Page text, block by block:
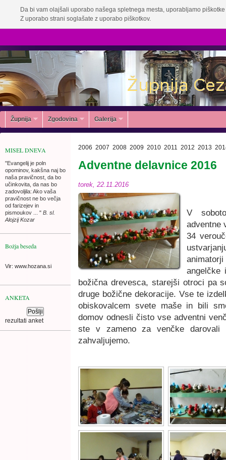
Da bi vam olajšali uporabo našega spletnega mesta, uporabljamo
Z uporabo strani soglašate z uporabo piškotkov.
Župnija Zgodovina Galerija
MISEL DNEVA
"Evangelij je poln
opominov, kakšna naj bo
naša pravičnost, da bo
učinkovita, da nas bo
zadovoljila: Ako vaša
pravičnost ne bo večja
od farizejev in
pismoukov ... " B. sl.
Alojzij Kozar
Božja beseda
Vir: www.hozana.si
ANKETA
rezultati anket
2006 2007 2008 2009 2010 2011 2012 2013
Adventne delavnice 2016
torek, 22.11.2016
V
adventne
34
angelčke
božična drevesca, starejši otroci pa
druge božične dekoracije. Vse te
obiskovalcem svete maše in bili
domov odnesli čisto vse adventni
ste v zameno za venčke darovali
zahvaljujemo.